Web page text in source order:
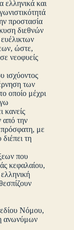
ελληνικά και
προστασία
διεθνών
ώστε,
νεοφυείς
ισχύοντος
των
οποίο μέχρι
κανείς
από την
πρόσφατη, με
τη
που
κεφαλαίου,
Νόμου,
ανωνύμων